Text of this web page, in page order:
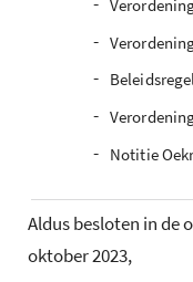
-
-
-
- Notitie
Aldus besloten in de
oktober 2023,